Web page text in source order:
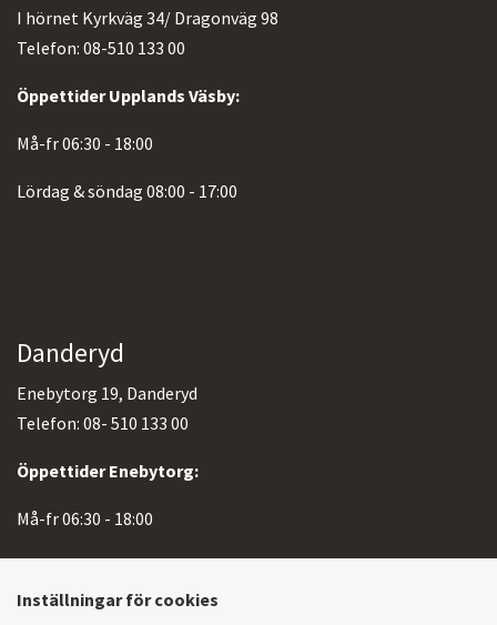
I hörnet Kyrkväg 34/ Dragonväg 98
Telefon: 08-510 133 00
Öppettider Upplands Väsby:
Må-fr 06:30 - 18:00
Lördag & söndag 08:00 - 17:00
Danderyd
Enebytorg 19, Danderyd
Telefon: 08- 510 133 00
Öppettider Enebytorg:
Må-fr 06:30 - 18:00
Inställningar för cookies